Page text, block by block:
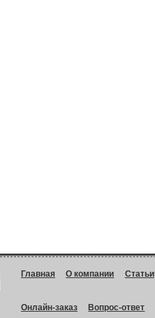
Главная О компании Статьи
Онлайн-заказ Вопрос-ответ